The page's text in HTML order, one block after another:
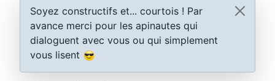
Soyez constructifs et... courtois ! Par
avance merci pour les apinautes qui
dialoguent avec vous ou qui simplement
vous lisent